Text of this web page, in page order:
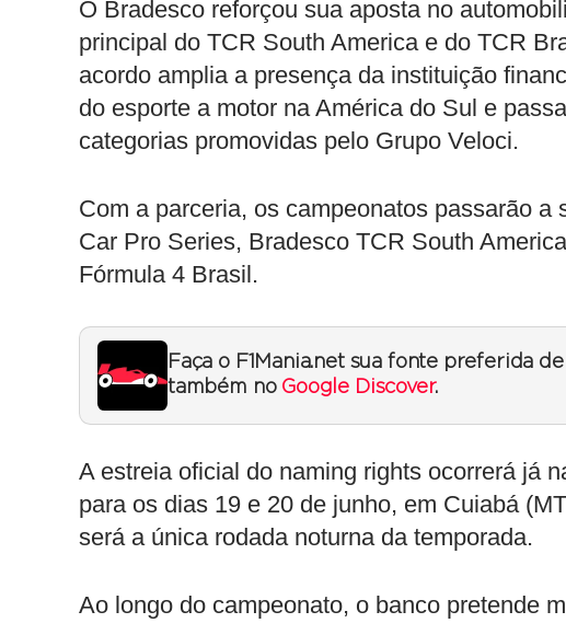
O Bradesco reforçou sua aposta no
principal do TCR South America e do TCR
acordo amplia a presença da instituição
do esporte a motor na América do Sul e
categorias promovidas pelo Grupo Veloci.
Com a parceria, os campeonatos passarão
Car Pro Series, Bradesco TCR South
Fórmula 4 Brasil.
Faça o F1Mania.net sua fonte preferida
também no Google Discover.
A estreia oficial do naming rights ocorrerá já
para os dias 19 e 20 de junho, em Cuiabá
será a única rodada noturna da temporada.
Ao longo do campeonato, o banco pretende